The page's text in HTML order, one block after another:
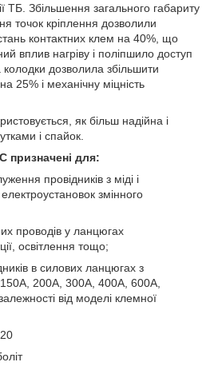
ТБ. Збільшення загального габариту
точок кріплення дозволили
контактних клем на 40%, що
вплив нагріву і поліпшило доступ
дозволила збільшити
25% і механічну міцність
як більш надійна і
і спайок.
призначені для:
провідників з міді і
змінного
проводів у ланцюгах
освітлення тощо;
в силових ланцюгах з
200А, 300А, 400А, 600А,
від моделі клемної